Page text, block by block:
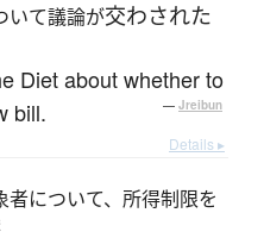
いて議論が交わされた
Diet about whether to
bill.
— Jreibun
Details ▸
者について、所得制限を